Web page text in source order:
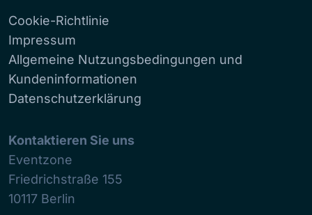
Cookie-Richtlinie
Impressum
Allgemeine Nutzungsbedingungen und
Kundeninformationen
Datenschutzerklärung
Kontaktieren Sie uns
Eventzone
Friedrichstraße 155
10117 Berlin